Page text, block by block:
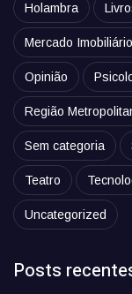
Holambra
Mercado Imobiliário
Opinião
Região
Sem categoria
Teatro
Uncategorized
Posts